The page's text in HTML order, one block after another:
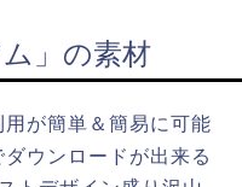
」の素材
が簡単＆簡易に可能
ウンロードが出来る